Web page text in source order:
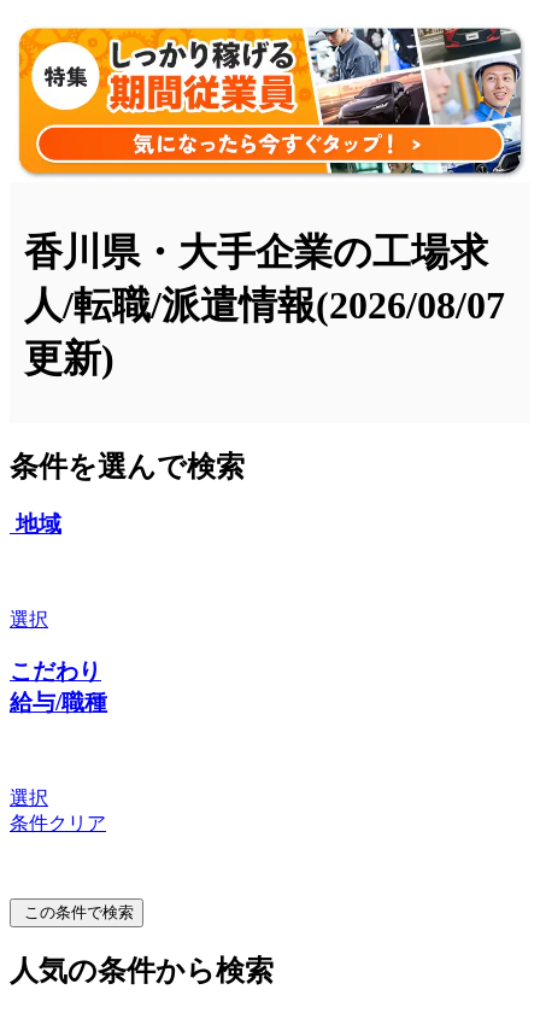
香川県・大手企業の工場求
人/転職/派遣情報(2026/08/07
更新)
条件を選んで検索
地域
選択
こだわり
給与/職種
選択
条件クリア
この条件で検索
人気の条件から検索